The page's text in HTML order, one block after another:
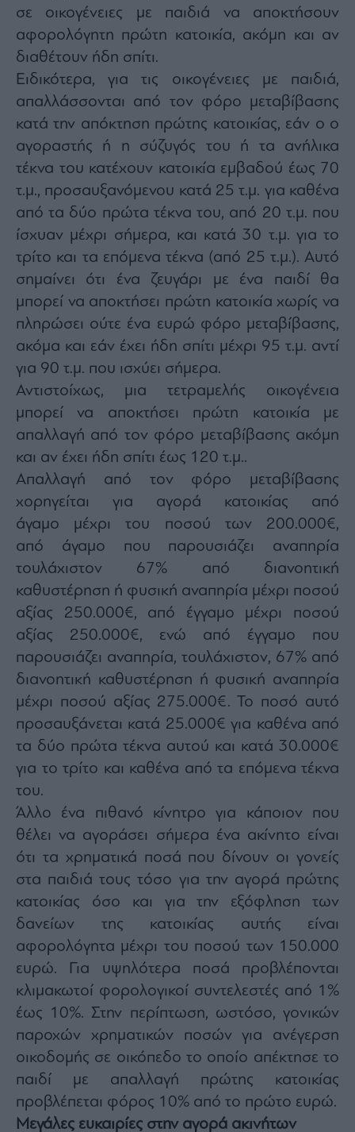
Αγορές
Trader's
book
Buy-
Hold-
Sell
The
Investor
Crypto
Χρηματιστηριακές
Ανακοινώσεις
Creative
Content
Branded
Content
Reports
Branded
Content
Calendar
Monocle
Media
Lab
Mononews100
Εγγραφείτε
στο
Newsletter
του
mononews.gr
submitting
email,
you
to
our
Terms
Privacy
Notice.
You
can
out
any
time.
This
site
protected
reCAPTCHA
and
the
Google
Privacy
Policy
Terms
of
Service
apply.
σε οικογένειες με παιδιά να αποκτήσουν
αφορολόγητη πρώτη κατοικία, ακόμη και αν
διαθέτουν ήδη σπίτι.
Ειδικότερα, για τις οικογένειες με παιδιά,
απαλλάσσονται από τον φόρο μεταβίβασης
κατά την απόκτηση πρώτης κατοικίας, εάν ο ο
αγοραστής ή η σύζυγός του ή τα ανήλικα
τέκνα του κατέχουν κατοικία εμβαδού έως 70
τ.μ., προσαυξανόμενου κατά 25 τ.μ. για καθένα
από τα δύο πρώτα τέκνα του, από 20 τ.μ. που
ίσχυαν μέχρι σήμερα, και κατά 30 τ.μ. για το
τρίτο και τα επόμενα τέκνα (από 25 τ.μ.). Αυτό
σημαίνει ότι ένα ζευγάρι με ένα παιδί θα
μπορεί να αποκτήσει πρώτη κατοικία χωρίς να
πληρώσει ούτε ένα ευρώ φόρο μεταβίβασης,
ακόμα και εάν έχει ήδη σπίτι μέχρι 95 τ.μ. αντί
για 90 τ.μ. που ισχύει σήμερα.
Αντιστοίχως, μια τετραμελής οικογένεια
μπορεί να αποκτήσει πρώτη κατοικία με
απαλλαγή από τον φόρο μεταβίβασης ακόμη
και αν έχει ήδη σπίτι έως 120 τ.μ..
Απαλλαγή από τον φόρο μεταβίβασης
χορηγείται για αγορά κατοικίας από
άγαμο μέχρι του ποσού των 200.000€,
από άγαμο που παρουσιάζει αναπηρία
τουλάχιστον 67% από διανοητική
καθυστέρηση ή φυσική αναπηρία μέχρι ποσού
αξίας 250.000€, από έγγαμο μέχρι ποσού
αξίας 250.000€, ενώ από έγγαμο που
παρουσιάζει αναπηρία, τουλάχιστον, 67% από
διανοητική καθυστέρηση ή φυσική αναπηρία
μέχρι ποσού αξίας 275.000€. Το ποσό αυτό
προσαυξάνεται κατά 25.000€ για καθένα από
τα δύο πρώτα τέκνα αυτού και κατά 30.000€
για το τρίτο και καθένα από τα επόμενα τέκνα
του.
Άλλο ένα πιθανό κίνητρο για κάποιον που
θέλει να αγοράσει σήμερα ένα ακίνητο είναι
ότι τα χρηματικά ποσά που δίνουν οι γονείς
στα παιδιά τους τόσο για την αγορά πρώτης
κατοικίας όσο και για την εξόφληση των
δανείων της κατοικίας αυτής είναι
αφορολόγητα μέχρι του ποσού των 150.000
ευρώ. Για υψηλότερα ποσά προβλέπονται
κλιμακωτοί φορολογικοί συντελεστές από 1%
έως 10%. Στην περίπτωση, ωστόσο, γονικών
παροχών χρηματικών ποσών για ανέγερση
οικοδομής σε οικόπεδο το οποίο απέκτησε το
παιδί με απαλλαγή πρώτης κατοικίας
προβλέπεται φόρος 10% από το πρώτο ευρώ.
Μεγάλες ευκαιρίες στην αγορά ακινήτων